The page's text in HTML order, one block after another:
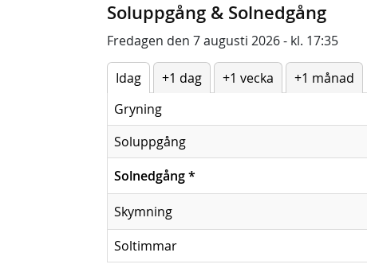
Soluppgång & Solnedgång
Fredagen den 7 augusti 2026 - kl. 17:35
Idag +1 dag +1 vecka
+1 månad
Gryning
Soluppgång
Solnedgång*
Skymning
Soltimmar